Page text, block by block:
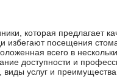
которая предлагает
посещения
всего в
доступности и
виды услуг и